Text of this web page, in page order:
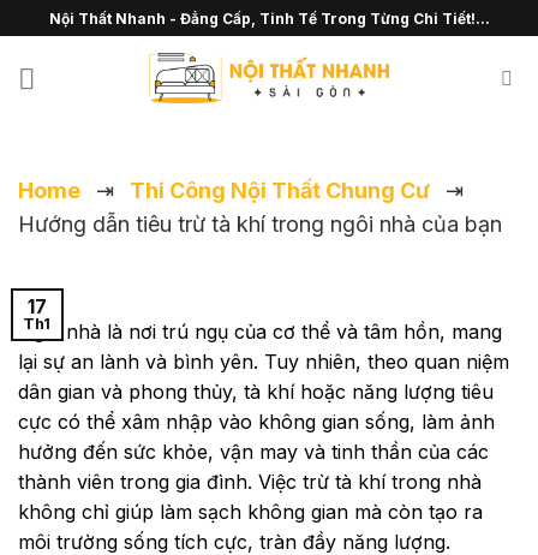
Chuyển
đến
nội
Nội Thất Nhanh - Đẳng Cấp, Tinh Tế Trong Từng Chi Tiết!...
Home ⇥ Thi Công Nội Thất Chung Cư
⇥
Hướng dẫn tiêu trừ tà khí trong ngôi nhà của bạn
17
Th1
Ngôi nhà là nơi trú ngụ của cơ thể và tâm hồn, mang
lại sự an lành và bình yên. Tuy nhiên, theo quan niệm
dân gian và phong thủy, tà khí hoặc năng lượng tiêu
cực có thể xâm nhập vào không gian sống, làm ảnh
hưởng đến sức khỏe, vận may và tinh thần của các
thành viên trong gia đình. Việc trừ tà khí trong nhà
không chỉ giúp làm sạch không gian mà còn tạo ra
môi trường sống tích cực, tràn đầy năng lượng.